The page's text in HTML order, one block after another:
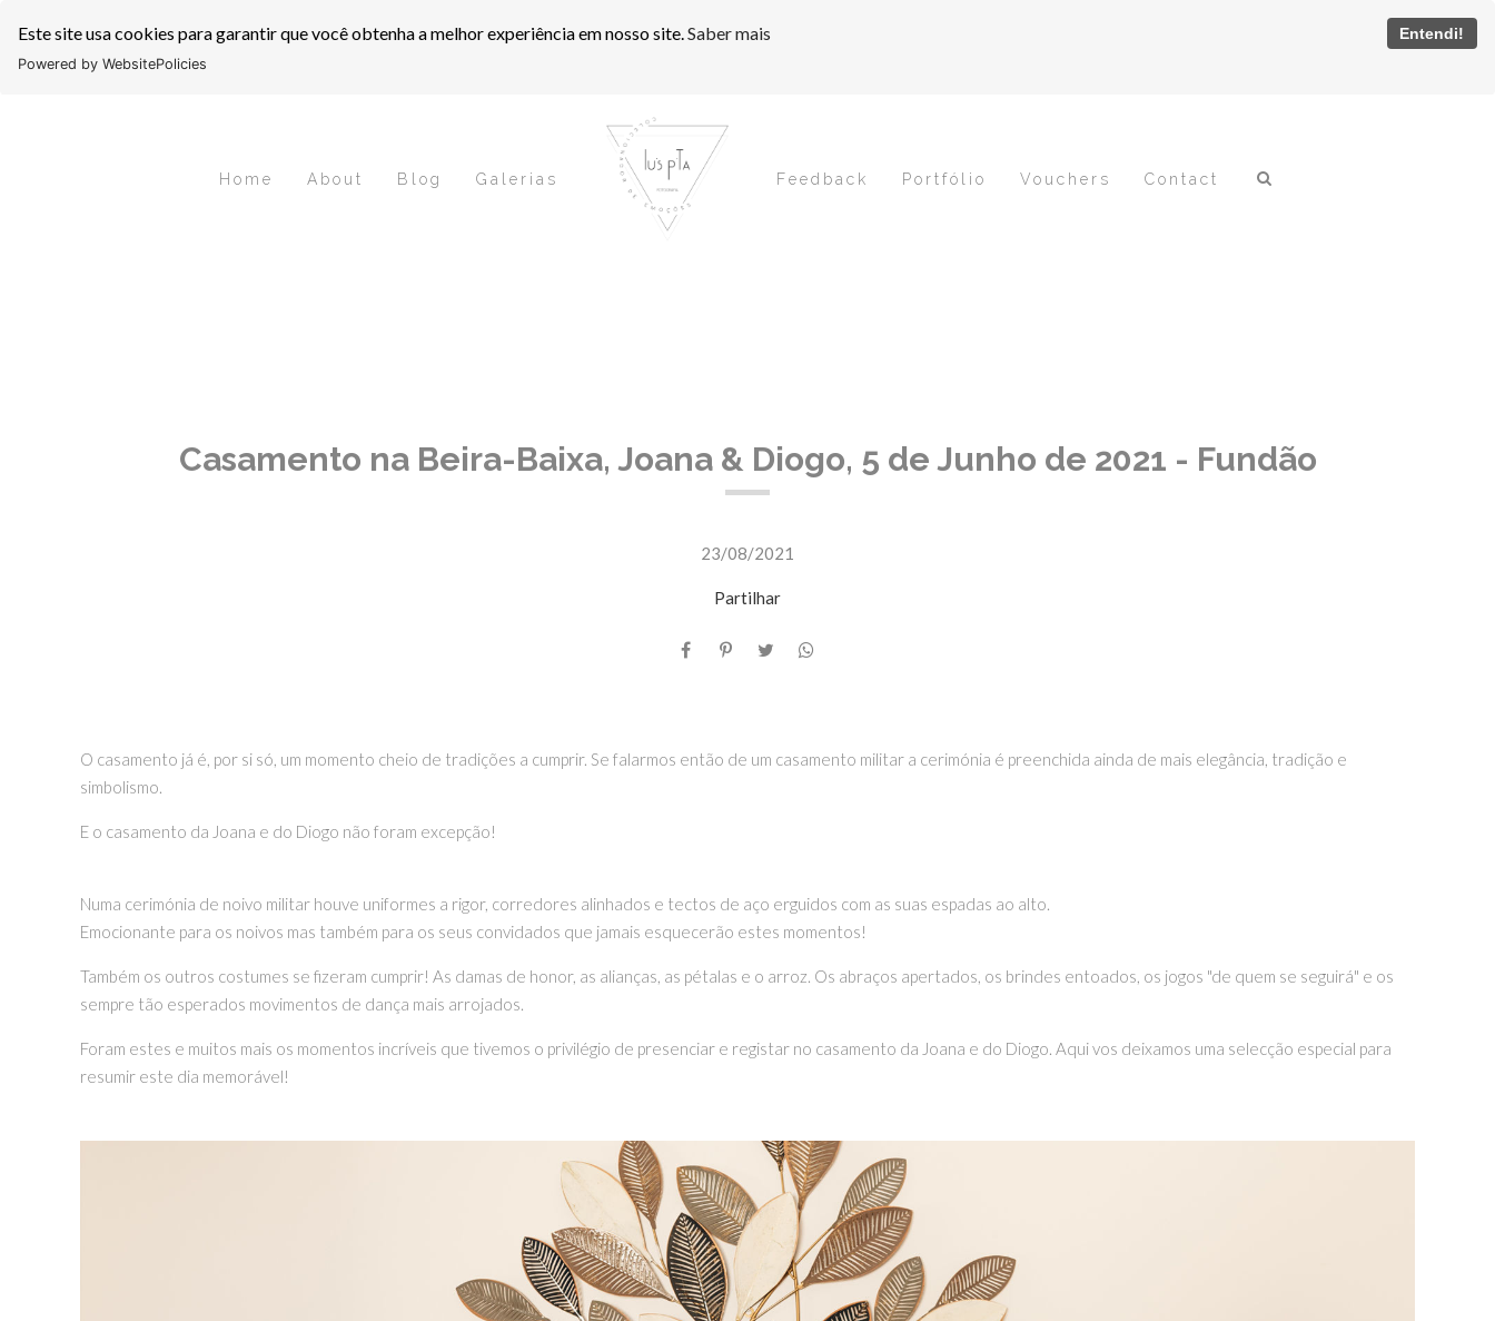
Este site usa cookies para garantir que você obtenha a melhor experiência em nosso site. Saber mais Entendi!
Powered by WebsitePolicies
Home About Blog Galerias Feedback Portfólio Vouchers Contact
Casamento na Beira-Baixa, Joana & Diogo, 5 de Junho de 2021 - Fundão
23/08/2021
Partilhar
O casamento já é, por si só, um momento cheio de tradições a cumprir. Se falarmos então de um casamento militar a cerimónia é preenchida ainda de mais elegância, tradição e
simbolismo.
E o casamento da Joana e do Diogo não foram excepção!
Numa cerimónia de noivo militar houve uniformes a rigor, corredores alinhados e tectos de aço erguidos com as suas espadas ao alto.
Emocionante para os noivos mas também para os seus convidados que jamais esquecerão estes momentos!
Também os outros costumes se fizeram cumprir! As damas de honor, as alianças, as pétalas e o arroz. Os abraços apertados, os brindes entoados, os jogos "de quem se seguirá" e os
sempre tão esperados movimentos de dança mais arrojados.
Foram estes e muitos mais os momentos incríveis que tivemos o privilégio de presenciar e registar no casamento da Joana e do Diogo. Aqui vos deixamos uma selecção especial para
resumir este dia memorável!